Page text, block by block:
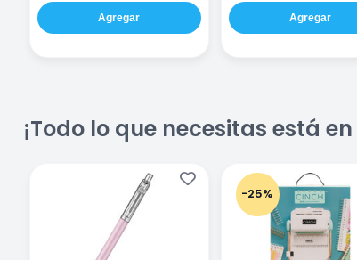
Agregar Agregar
¡Todo lo que necesitas está
-25%